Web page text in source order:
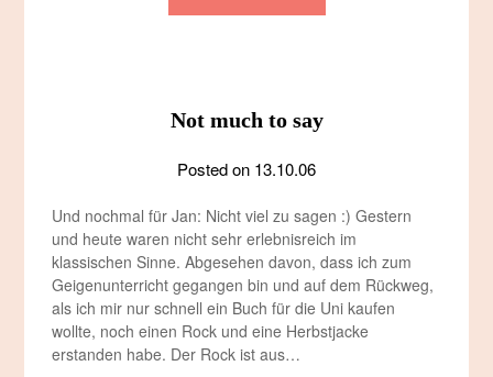
Not much to say
Posted on 13.10.06
Und nochmal für Jan: Nicht viel zu sagen :) Gestern
und heute waren nicht sehr erlebnisreich im
klassischen Sinne. Abgesehen davon, dass ich zum
Geigenunterricht gegangen bin und auf dem Rückweg,
als ich mir nur schnell ein Buch für die Uni kaufen
wollte, noch einen Rock und eine Herbstjacke
erstanden habe. Der Rock ist aus…